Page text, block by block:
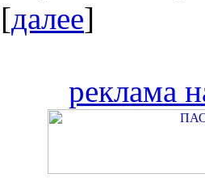
[далее]
реклама